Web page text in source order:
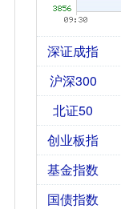
深证成指
沪深300
北证50
创业板指
基金指数
国债指数